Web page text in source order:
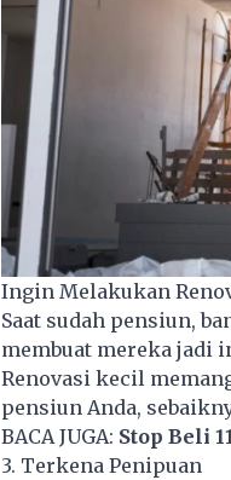
Ingin Melakukan
Saat sudah pensiun,
membuat mereka jadi
Renovasi kecil
pensiun Anda,
BACA JUGA: Stop Beli
3. Terkena Penipuan